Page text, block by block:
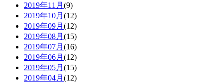
2019年11月 (9)
2019年10月 (12)
2019年09月 (12)
2019年08月 (15)
2019年07月 (16)
2019年06月 (12)
2019年05月 (15)
2019年04月 (12)